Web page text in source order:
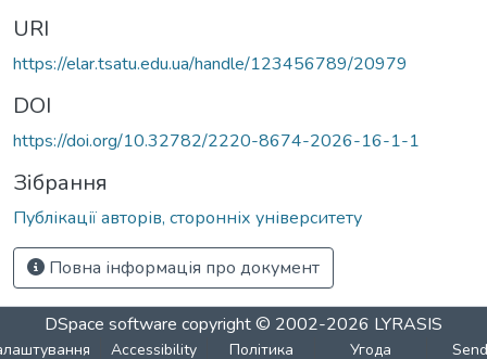
URI
https://elar.tsatu.edu.ua/handle/123456789/20979
DOI
https://doi.org/10.32782/2220-8674-2026-16-1-1
Зібрання
Публікації авторів, сторонніх університету
Повна інформація про документ
DSpace software copyright © 2002-2026 LYRASIS
Accessibility Політика Угода Send